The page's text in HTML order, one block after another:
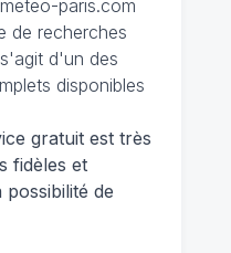
paris.com
de recherches
d'un des
disponibles
gratuit est très
fidèles et
de